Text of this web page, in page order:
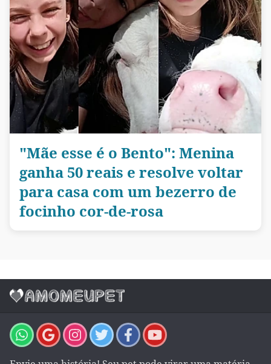
"Mãe esse é o Bento": Menina
ganha 50 reais e resolve voltar
para casa com um bezerro de
focinho cor-de-rosa